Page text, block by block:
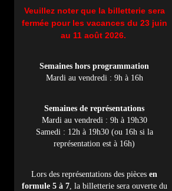
Veuillez noter que la billetterie sera
fermée pour les vacances du 23 juin
au 11 août 2026.
Semaines hors programmation
Mardi au vendredi : 9h à 16h
Semaines de représentations
Mardi au vendredi : 9h à 19h30
Samedi : 12h à 19h30 (ou 16h si la
représentation est à 16h)
Lors des représentations des pièces en
formule 5 à 7, la billetterie sera ouverte du